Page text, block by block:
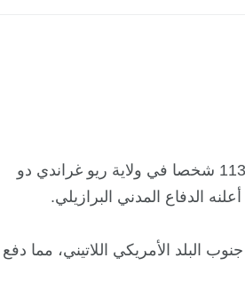
يواجه جنوب البرازيل فيضانات مميتة هذا الأسبوع، أدّت لمصر 113 شخصا في ولاية ريو غراندي دو
البلد الأمريكي اللاتيني، مما دفع